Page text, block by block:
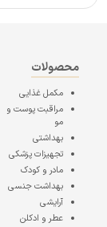
محصولات
مکمل غذایی
مراقبت پوست و
مو
بهداشتی
تجهیزات پزشکی
مادر و کودک
بهداشت جنسی
آرایشی
عطر و ادکلن